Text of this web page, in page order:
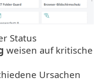
Status
weisen auf kritische
Ursachen